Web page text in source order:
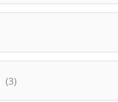
(3)